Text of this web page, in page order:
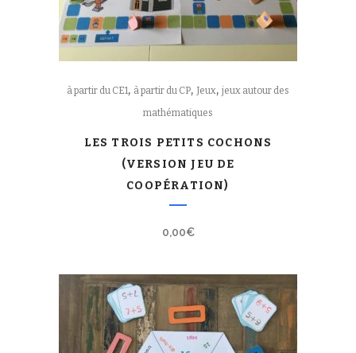
à partir du CE1, à partir du CP, Jeux, jeux autour des
mathématiques
LES TROIS PETITS COCHONS
(VERSION JEU DE
COOPÉRATION)
0,00€